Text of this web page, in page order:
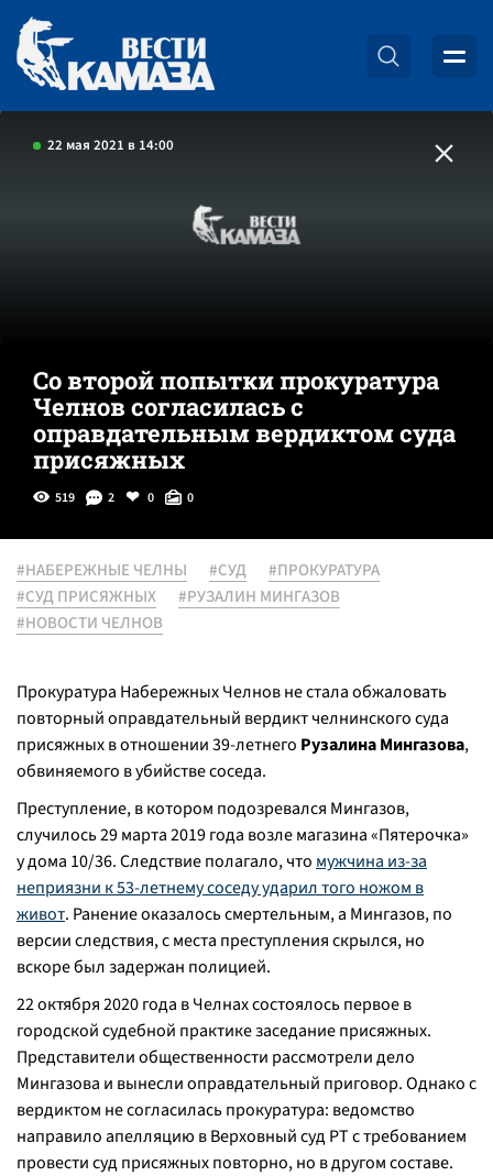
22 мая 2021 в 14:00
Со второй попытки прокуратура
Челнов согласилась с
оправдательным вердиктом суда
присяжных
519 2 0 0
#НАБЕРЕЖНЫЕ ЧЕЛНЫ #СУД
#ПРОКУРАТУРА
#СУД ПРИСЯЖНЫХ
#РУЗАЛИН МИНГАЗОВ
#НОВОСТИ ЧЕЛНОВ
Прокуратура Набережных Челнов не стала обжаловать
повторный оправдательный вердикт челнинского суда
присяжных в отношении 39-летнего Рузалина Мингазова,
обвиняемого в убийстве соседа.
Преступление, в котором подозревался Мингазов,
случилось 29 марта 2019 года возле магазина «Пятерочка»
у дома 10/36. Следствие полагало, что мужчина из-за
неприязни к 53-летнему соседу ударил того ножом в
живот. Ранение оказалось смертельным, а Мингазов, по
версии следствия, с места преступления скрылся, но
вскоре был задержан полицией.
22 октября 2020 года в Челнах состоялось первое в
городской судебной практике заседание присяжных.
Представители общественности рассмотрели дело
Мингазова и вынесли оправдательный приговор. Однако с
вердиктом не согласилась прокуратура: ведомство
направило апелляцию в Верховный суд РТ с требованием
провести суд присяжных повторно, но в другом составе.